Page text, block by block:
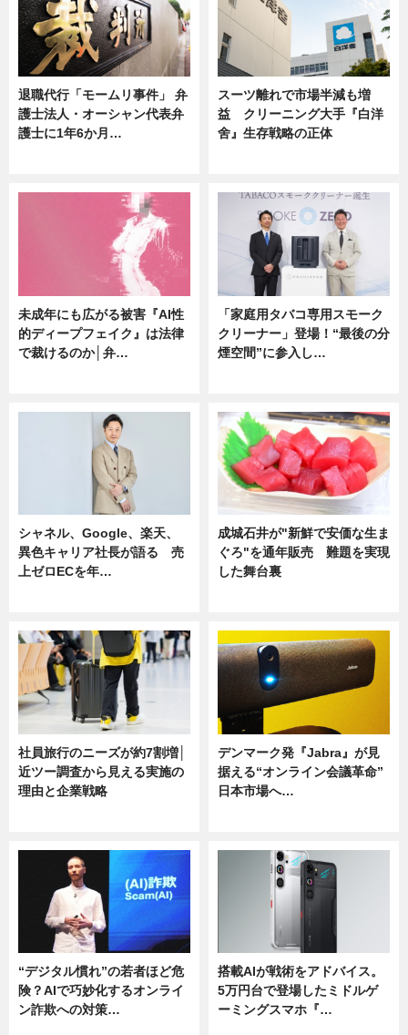
退職代行「モームリ事件」 弁
護士法人・オーシャン代表弁
護士に1年6か月…
スーツ離れで市場半減も増
益 クリーニング大手『白洋
舍』生存戦略の正体
未成年にも広がる被害『AI性
的ディープフェイク』は法律
で裁けるのか│弁…
「家庭用タバコ専用スモーク
クリーナー」登場！“最後の分
煙空間”に参入し…
シャネル、Google、楽天、
異色キャリア社長が語る 売
上ゼロECを年…
成城石井が"新鮮で安価な生ま
ぐろ"を通年販売 難題を実現
した舞台裏
社員旅行のニーズが約7割増│
近ツー調査から見える実施の
理由と企業戦略
デンマーク発『Jabra』が見
据える“オンライン会議革命”
日本市場へ…
“デジタル慣れ”の若者ほど危
険？AIで巧妙化するオンライ
ン詐欺への対策…
搭載AIが戦術をアドバイス。
5万円台で登場したミドルゲ
ーミングスマホ『…